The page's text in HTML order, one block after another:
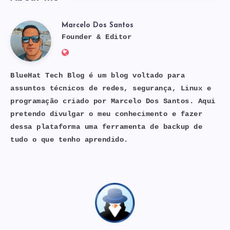
Marcelo
Dos
Santos
Marcelo Dos Santos
Founder & Editor
Website:
BlueHat Tech Blog é um blog voltado para
assuntos técnicos de redes, segurança, Linux e
programação criado por Marcelo Dos Santos. Aqui
pretendo divulgar o meu conhecimento e fazer
dessa plataforma uma ferramenta de backup de
tudo o que tenho aprendido.